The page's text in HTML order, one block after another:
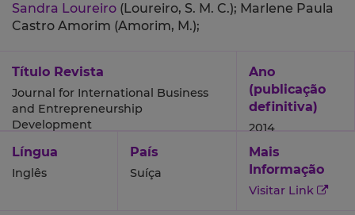
Sandra Loureiro (Loureiro, S. M. C.); Marlene Paula
Castro Amorim (Amorim, M.);
Título Revista
Journal for International Business
and Entrepreneurship
Development
Ano
(publicação
definitiva)
2014
Língua
Inglês
País
Suíça
Mais
Informação
Visitar Link